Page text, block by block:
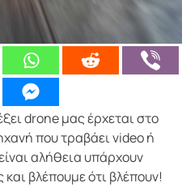
drone μας έρχεται στο
που τραβάει video ή
αλήθεια υπάρχουν
βλέπουμε ότι βλέπουν!